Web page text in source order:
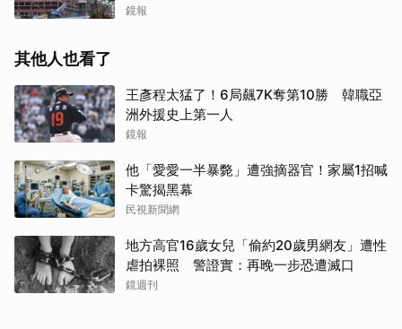
鏡報
其他人也看了
王彥程太猛了！6局飆7K奪第10勝 韓職亞
洲外援史上第一人
鏡報
他「愛愛一半暴斃」遭強摘器官！家屬1招喊
卡驚揭黑幕
民視新聞網
地方高官16歲女兒「偷約20歲男網友」遭性
虐拍裸照 警證實：再晚一步恐遭滅口
鏡週刊
取消